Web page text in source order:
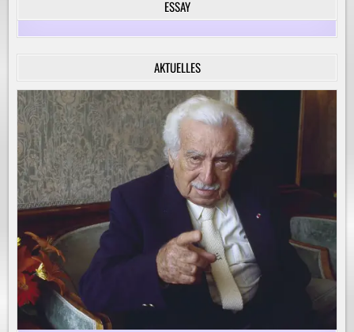
KÖRPER,
UND
RUHE
ESSAY
AKTUELLES